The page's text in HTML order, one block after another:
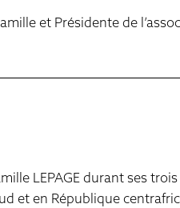
et Présidente de
LEPAGE durant ses
et en République